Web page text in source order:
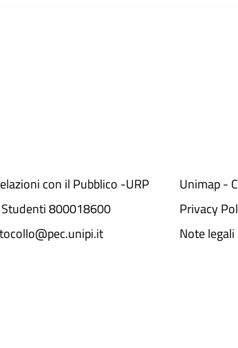
con il Pubblico -URP
Studenti 800018600​
Unimap -
Privacy
Note legali